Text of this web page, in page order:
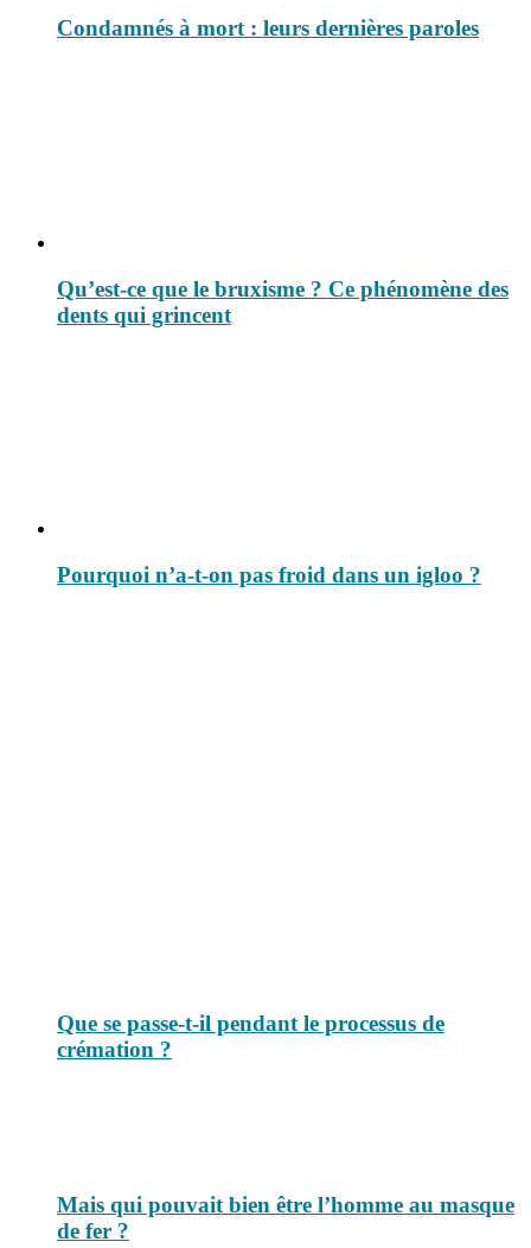
Condamnés à mort : leurs dernières paroles
Qu’est-ce que le bruxisme ? Ce phénomène des
dents qui grincent
Pourquoi n’a-t-on pas froid dans un igloo ?
Que se passe-t-il pendant le processus de
crémation ?
Mais qui pouvait bien être l’homme au masque
de fer ?